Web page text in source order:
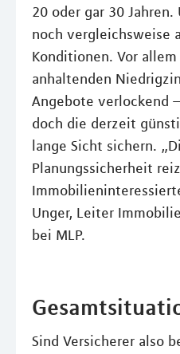
20 oder gar 30
noch vergleichsweise
Konditionen. Vor
anhaltenden
Angebote verlockend
doch die derzeit
lange Sicht sichern.
Planungssicherheit
Unger, Leiter
bei MLP.
Sind Versicherer also